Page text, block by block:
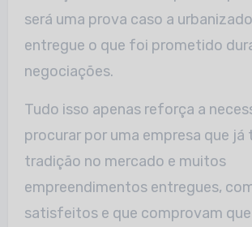
será uma prova caso a
entregue o que foi prometido
negociações.
Tudo isso apenas reforça a
procurar por uma empresa que já
tradição no mercado e muitos
empreendimentos entregues,
satisfeitos e que comprovam